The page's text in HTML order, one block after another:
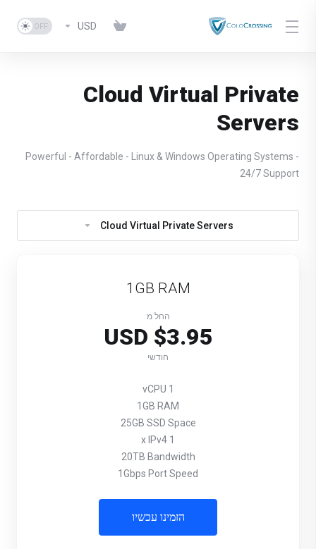
USD
Cloud Virtual Private
Servers
Powerful - Affordable - Linux & Windows Operating Systems -
24/7 Support
Cloud Virtual Private Servers
1GB RAM
החל מ
$3.95 USD
חודשי
1 vCPU
1GB RAM
25GB SSD Space
1 x IPv4
20TB Bandwidth
1Gbps Port Speed
הזמינו עכשיו